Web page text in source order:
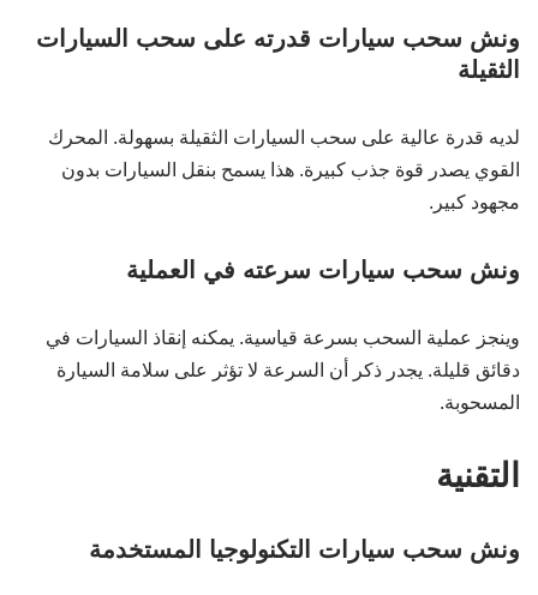
ونش سحب سيارات قدرته على سحب السيارات
الثقيلة
لديه قدرة عالية على سحب السيارات الثقيلة بسهولة. المحرك
القوي يصدر قوة جذب كبيرة. هذا يسمح بنقل السيارات بدون
مجهود كبير.
ونش سحب سيارات سرعته في العملية
وينجز عملية السحب بسرعة قياسية. يمكنه إنقاذ السيارات في
دقائق قليلة. يجدر ذكر أن السرعة لا تؤثر على سلامة السيارة
المسحوبة.
التقنية
ونش سحب سيارات التكنولوجيا المستخدمة